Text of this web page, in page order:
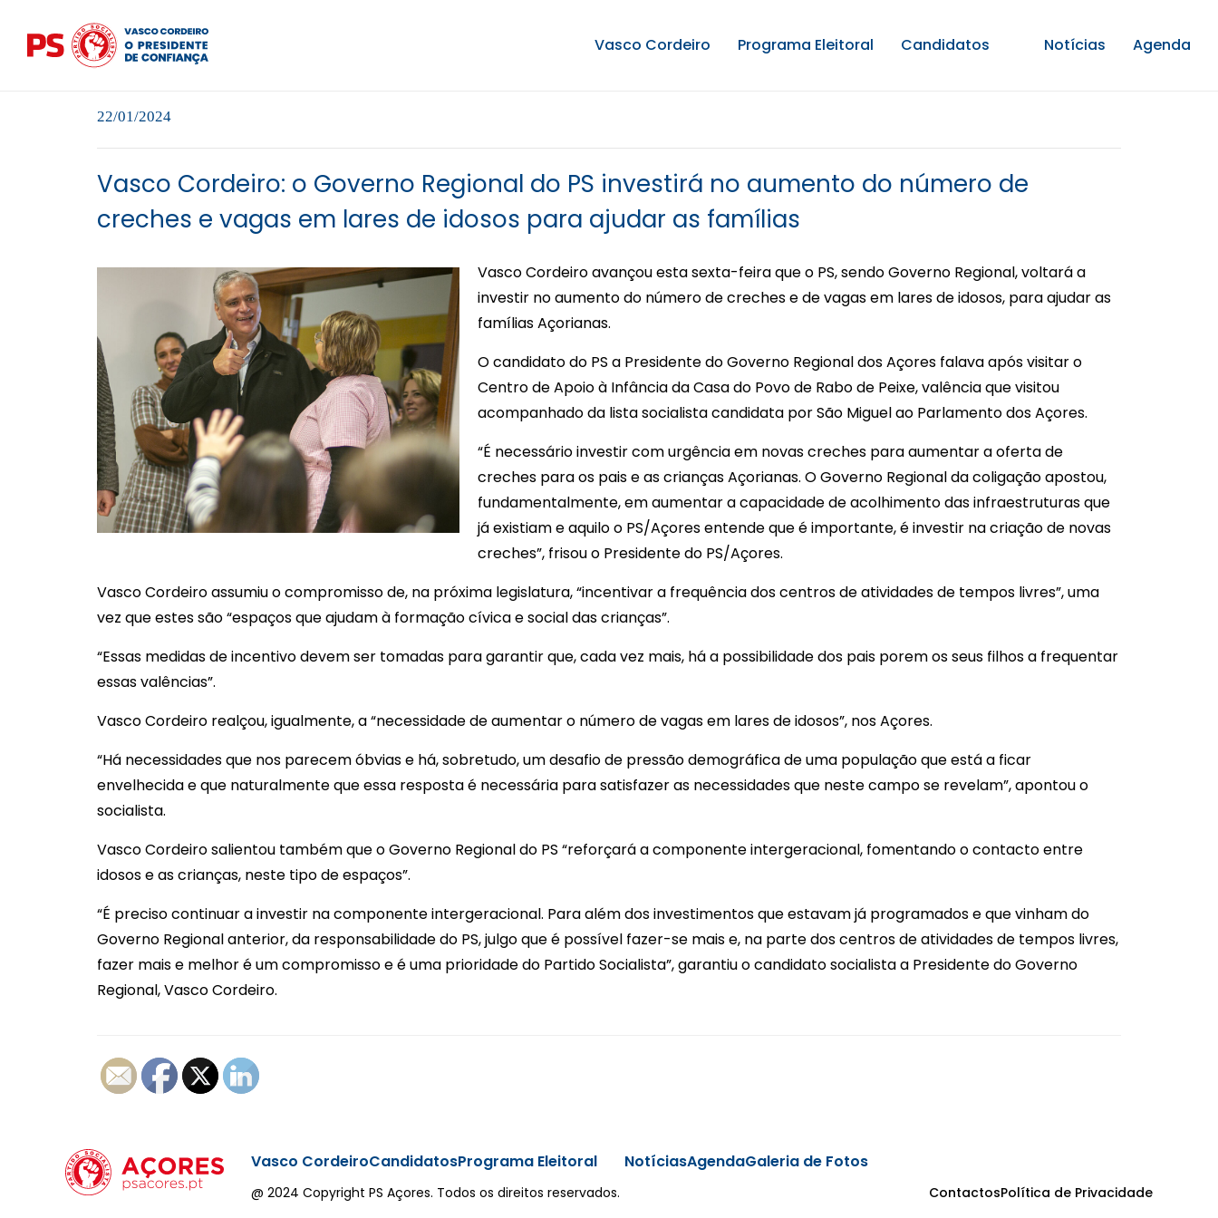
Vasco Cordeiro Programa Eleitoral Candidatos Notícias Agenda
22/01/2024
Vasco Cordeiro: o Governo Regional do PS investirá no aumento do número de
creches e vagas em lares de idosos para ajudar as famílias
Vasco Cordeiro avançou esta sexta-feira que o PS, sendo Governo Regional, voltará a
investir no aumento do número de creches e de vagas em lares de idosos, para ajudar as
famílias Açorianas.
O candidato do PS a Presidente do Governo Regional dos Açores falava após visitar o
Centro de Apoio à Infância da Casa do Povo de Rabo de Peixe, valência que visitou
acompanhado da lista socialista candidata por São Miguel ao Parlamento dos Açores.
“É necessário investir com urgência em novas creches para aumentar a oferta de
creches para os pais e as crianças Açorianas. O Governo Regional da coligação apostou,
fundamentalmente, em aumentar a capacidade de acolhimento das infraestruturas que
já existiam e aquilo o PS/Açores entende que é importante, é investir na criação de novas
creches”, frisou o Presidente do PS/Açores.
Vasco Cordeiro assumiu o compromisso de, na próxima legislatura, “incentivar a frequência dos centros de atividades de tempos livres”, uma
vez que estes são “espaços que ajudam à formação cívica e social das crianças”.
“Essas medidas de incentivo devem ser tomadas para garantir que, cada vez mais, há a possibilidade dos pais porem os seus filhos a frequentar
essas valências”.
Vasco Cordeiro realçou, igualmente, a “necessidade de aumentar o número de vagas em lares de idosos”, nos Açores.
“Há necessidades que nos parecem óbvias e há, sobretudo, um desafio de pressão demográfica de uma população que está a ficar
envelhecida e que naturalmente que essa resposta é necessária para satisfazer as necessidades que neste campo se revelam”, apontou o
socialista.
Vasco Cordeiro salientou também que o Governo Regional do PS “reforçará a componente intergeracional, fomentando o contacto entre
idosos e as crianças, neste tipo de espaços”.
“É preciso continuar a investir na componente intergeracional. Para além dos investimentos que estavam já programados e que vinham do
Governo Regional anterior, da responsabilidade do PS, julgo que é possível fazer-se mais e, na parte dos centros de atividades de tempos livres,
fazer mais e melhor é um compromisso e é uma prioridade do Partido Socialista”, garantiu o candidato socialista a Presidente do Governo
Regional, Vasco Cordeiro.
Vasco CordeiroCandidatosPrograma Eleitoral NotíciasAgendaGaleria de Fotos
@ 2024 Copyright PS Açores. Todos os direitos reservados. ContactosPolítica de Privacidade